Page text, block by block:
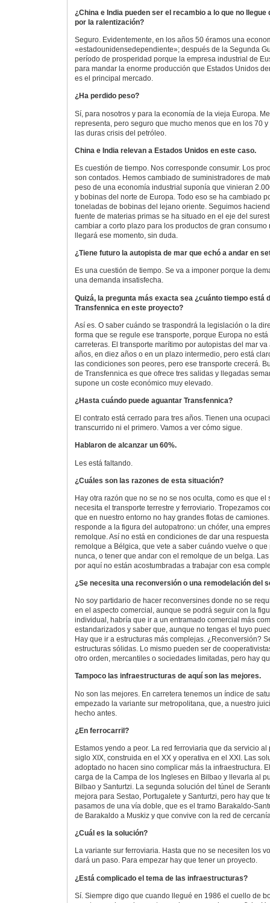
¿China e India pueden ser el recambio a lo que no
por la ralentización?
Seguro. Evidentemente, en los años 50 éramos una
«estadounidensedependiente»; después de la Segunda
período de prosperidad porque la empresa industrial de
para mandar la enorme producción que Estados Unidos
es el principal mercado.
¿Ha perdido peso?
Sí, para nosotros y para la economía de la vieja Europa.
representa, pero seguro que mucho menos que en los 70
las duras crisis del petróleo.
China e India relevan a Estados Unidos en este caso.
Es cuestión de tiempo. Nos corresponde consumir. Los
son contados. Hemos cambiado de suministradores de
peso de una economía industrial suponía que vinieran
y bobinas del norte de Europa. Todo eso se ha cambiado
toneladas de bobinas del lejano oriente. Seguimos
fuente de materias primas se ha situado en el eje del
cambiar a corto plazo para los productos de gran
llegará ese momento, sin duda.
¿Tiene futuro la autopista de mar que echó a andar en
Es una cuestión de tiempo. Se va a imponer porque la
una demanda insatisfecha.
Quizá, la pregunta más exacta sea ¿cuánto tiempo está
Transfennica en este proyecto?
Así es. O saber cuándo se traspondrá la legislación o la
forma que se regule ese transporte, porque Europa no
carreteras. El transporte marítimo por autopistas del mar
años, en diez años o en un plazo intermedio, pero está
las condiciones son peores, pero ese transporte crecerá.
de Transfennica es que ofrece tres salidas y llegadas
supone un coste económico muy elevado.
¿Hasta cuándo puede aguantar Transfennica?
El contrato está cerrado para tres años. Tienen una
transcurrido ni el primero. Vamos a ver cómo sigue.
Hablaron de alcanzar un 60%.
Les está faltando.
¿Cuáles son las razones de esta situación?
Hay otra razón que no se no se nos oculta, como es que el
necesita el transporte terrestre y ferroviario. Tropezamos
que en nuestro entorno no hay grandes flotas de
responde a la figura del autopatrono: un chófer, una
remolque. Así no está en condiciones de dar una
remolque a Bélgica, que vete a saber cuándo vuelve o
nunca, o tener que andar con el remolque de un belga.
por aquí no están acostumbradas a trabajar con esa
¿Se necesita una reconversión o una remodelación del
No soy partidario de hacer reconversines donde no se
en el aspecto comercial, aunque se podrá seguir con la
individual, habría que ir a un entramado comercial más
estandarizados y saber que, aunque no tengas el tuyo
Hay que ir a estructuras más complejas. ¿Reconversión?
estructuras sólidas. Lo mismo pueden ser de
otro orden, mercantiles o sociedades limitadas, pero hay
Tampoco las infraestructuras de aquí son las mejores.
No son las mejores. En carretera tenemos un índice de
empezado la variante sur metropolitana, que, a nuestro
hecho antes.
¿En ferrocarril?
Estamos yendo a peor. La red ferroviaria que da servicio
siglo XIX, construida en el XX y operativa en el XXI. Las
adoptado no hacen sino complicar más la infraestructura.
carga de la Campa de los Ingleses en Bilbao y llevarla al
Bilbao y Santurtzi. La segunda solución del túnel de
mejora para Sestao, Portugalete y Santurtzi, pero hay que
pasamos de una vía doble, que es el tramo Barakaldo-
de Barakaldo a Muskiz y que convive con la red de
¿Cuál es la solución?
La variante sur ferroviaria. Hasta que no se necesiten los
dará un paso. Para empezar hay que tener un proyecto.
¿Está complicado el tema de las infraestructuras?
Sí. Siempre digo que cuando llegué en 1986 el cuello de